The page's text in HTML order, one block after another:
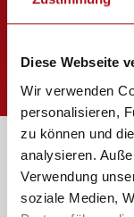
Diese Webseite
Wir verwenden
personalisieren,
zu können und
analysieren.
Verwendung
soziale Medien,